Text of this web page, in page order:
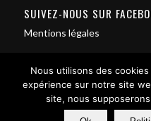
SUIVEZ-NOUS SUR
Mentions légales
Nous utilisons des
expérience sur notre site
site, nous